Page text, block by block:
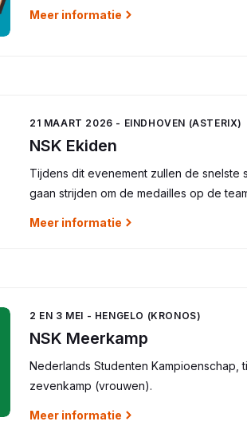
Meer informatie
21 MAART 2026 - EINDHOVEN (ASTERIX)
NSK Ekiden
Tijdens dit evenement zullen de snelste
gaan strijden om de medailles op de
Meer informatie
2 EN 3 MEI - HENGELO (KRONOS)
NSK Meerkamp
Nederlands Studenten Kampioenschap,
zevenkamp (vrouwen).
Meer informatie